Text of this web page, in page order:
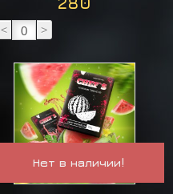
< >
Нет в наличии!